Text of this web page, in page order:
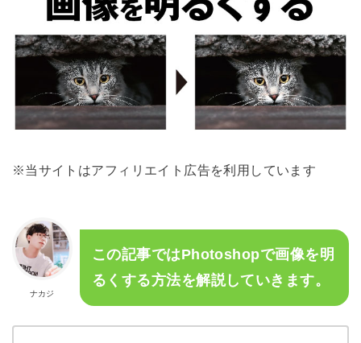
※当サイトはアフィリエイト広告を利用しています
ナカジ
この記事ではPhotoshopで画像を明
るくする方法を解説していきます。